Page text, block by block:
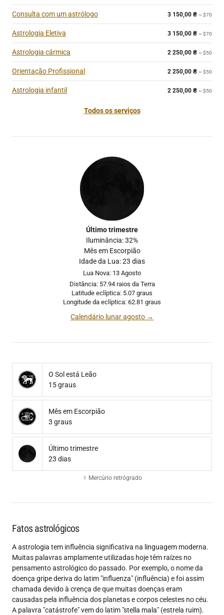
Consulta com um astrólogo 3 150,00 ₴ ~ $70
Astrologia Eletiva 3 150,00 ₴ ~ $70
Astrologia cármica 2 250,00 ₴ ~ $50
Orientação Profissional 2 250,00 ₴ ~ $50
Astrologia infantil 2 250,00 ₴ ~ $50
Todos os serviços
Último trimestre
Iluminância: 32%
Mês em Escorpião
Idade da Lua: 23 dias
Lua Nova: 13 Agosto
Distância: 57.94 raios da Terra
Latitude eclíptica: 5.07 graus
Longitude da eclíptica: 62.81 graus
Calendário lunar agosto →
O Sol está Leão
15 graus
Mês em Escorpião
3 graus
Último trimestre
23 dias
☿ Mercúrio retrógrado
Fatos astrológicos
A astrologia tem influência significativa na linguagem moderna.
Muitas palavras amplamente utilizadas hoje têm raízes no
pensamento astrológico do passado. Por exemplo, o nome da
doença gripe deriva do latim "influenza" (influência) e foi assim
chamada devido à crença de que muitas doenças eram
causadas pela influência dos planetas e corpos celestes no céu.
A palavra "catástrofe" vem do latim "stella mala" (estrela ruim).